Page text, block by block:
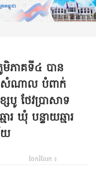
មិភាគទី៤ បាន
សំណាល បំពាក់
ថែវប្រាសាទ
ារ ឃុំ បន្ទាយឆ្មារ
យ
ចែករំលែក ៖